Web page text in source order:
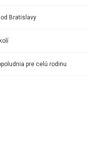
Bratislavy
pre celú rodinu